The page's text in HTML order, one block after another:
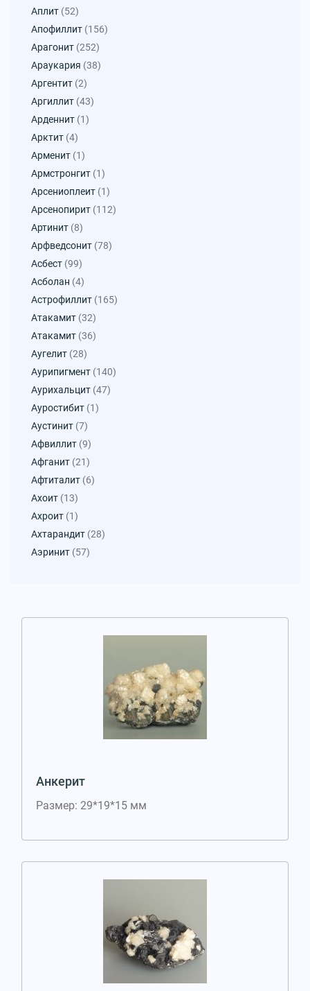
Аплит (52)
Апофиллит (156)
Арагонит (252)
Араукария (38)
Аргентит (2)
Аргиллит (43)
Арденнит (1)
Арктит (4)
Арменит (1)
Армстронгит (1)
Арсениоплеит (1)
Арсенопирит (112)
Артинит (8)
Арфведсонит (78)
Асбест (99)
Асболан (4)
Астрофиллит (165)
Атакамит (32)
Атакамит (36)
Аугелит (28)
Аурипигмент (140)
Аурихальцит (47)
Ауростибит (1)
Аустинит (7)
Афвиллит (9)
Афганит (21)
Афтиталит (6)
Ахоит (13)
Ахроит (1)
Ахтарандит (28)
Аэринит (57)
Анкерит
Размер: 29*19*15 мм